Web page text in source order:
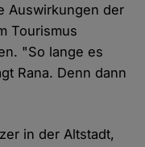
Auswirkungen der
Tourismus
"So lange es
Rana. Denn dann
in der Altstadt,